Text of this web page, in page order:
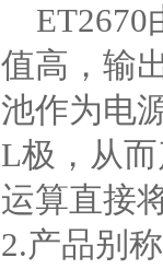
ET2670
值高，输
池作为电
L极，从
运算直接
2.产品别